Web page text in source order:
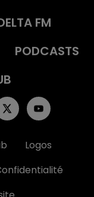
FM
PODCASTS
Logos